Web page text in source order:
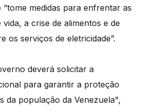
medidas para enfrentar as
a crise de alimentos e de
os serviços de eletricidade”.
deverá solicitar a
para garantir a proteção
da população da Venezuela",